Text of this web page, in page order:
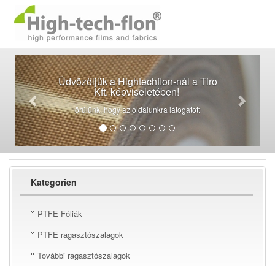
Üdvözöljük a Hightechflon-nál a Tiro
Kft. képviseletében!
örülünk, hogy az oldalunkra látogatott
Kategorien
PTFE Fóliák
PTFE ragasztószalagok
További ragasztószalagok